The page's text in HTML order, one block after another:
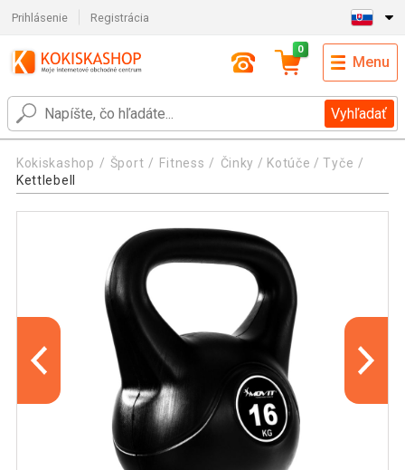
Prihlásenie Registrácia
Vyhľadať
0
Menu
Kokiskashop Šport Fitness
Činky / Kotúče / Tyče
Kettlebell